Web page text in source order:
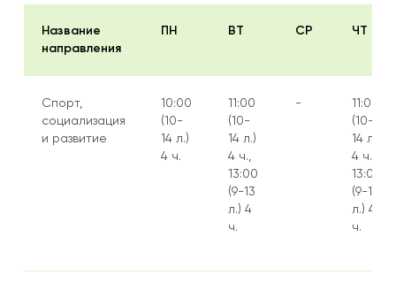
Название
направления
ПН ВТ СР ЧТ
Спорт,
социализация
и развитие
10:00
(10-
14 л.)
4 ч.
11:00
(10-
14 л.)
4 ч.,
13:00
(9-13
л.) 4
ч.
-
11:00
(10-
14 л.)
4 ч.,
13:00
(9-13
л.) 4
ч.